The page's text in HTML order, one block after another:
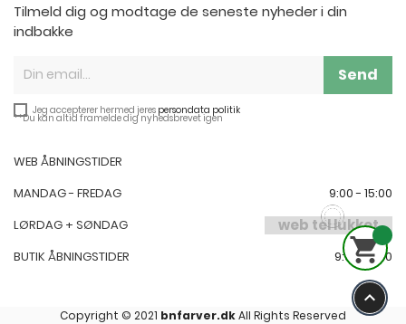
Tilmeld dig og modtage de seneste nyheder i din
indbakke
Send
Jeg accepterer hermed jeres persondata politik
**Du kan altid framelde dig nyhedsbrevet igen
WEB ÅBNINGSTIDER
MANDAG - FREDAG
9:00 - 15:00
LØRDAG + SØNDAG
web tel lukket
BUTIK ÅBNINGSTIDER 9:00-17:00
Copyright © 2021 bnfarver.dkAll Rights Reserved
keyboard_arrow_up
